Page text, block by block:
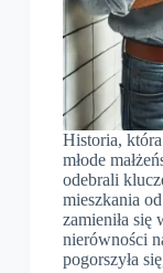
Historia,
młode
odebrali
mieszkania
zamieniła
nierówności
pogorszyła